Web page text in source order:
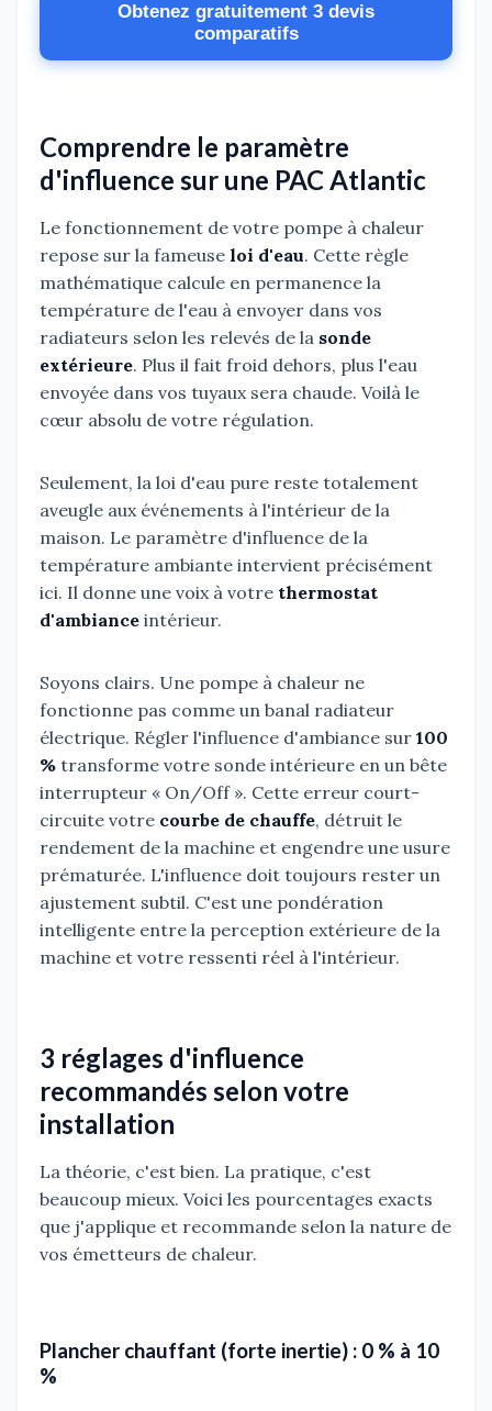
Obtenez gratuitement 3 devis
comparatifs
Comprendre le paramètre
d'influence sur une PAC Atlantic
Le fonctionnement de votre pompe à chaleur
repose sur la fameuse loi d'eau. Cette règle
mathématique calcule en permanence la
température de l'eau à envoyer dans vos
radiateurs selon les relevés de la sonde
extérieure. Plus il fait froid dehors, plus l'eau
envoyée dans vos tuyaux sera chaude. Voilà le
cœur absolu de votre régulation.
Seulement, la loi d'eau pure reste totalement
aveugle aux événements à l'intérieur de la
maison. Le paramètre d'influence de la
température ambiante intervient précisément
ici. Il donne une voix à votre thermostat
d'ambiance intérieur.
Soyons clairs. Une pompe à chaleur ne
fonctionne pas comme un banal radiateur
électrique. Régler l'influence d'ambiance sur 100
% transforme votre sonde intérieure en un bête
interrupteur « On/Off ». Cette erreur court-
circuite votre courbe de chauffe, détruit le
rendement de la machine et engendre une usure
prématurée. L'influence doit toujours rester un
ajustement subtil. C'est une pondération
intelligente entre la perception extérieure de la
machine et votre ressenti réel à l'intérieur.
3 réglages d'influence
recommandés selon votre
installation
La théorie, c'est bien. La pratique, c'est
beaucoup mieux. Voici les pourcentages exacts
que j'applique et recommande selon la nature de
vos émetteurs de chaleur.
Plancher chauffant (forte inertie) : 0 % à 10
%